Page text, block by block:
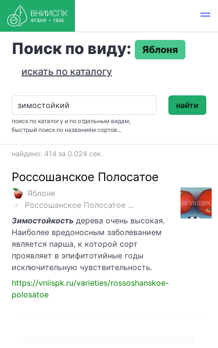
Поиск по виду:
Яблоня
искать по каталогу
поиск по каталогу и по отдельным видам,
быстрый поиск по названиям сортов...
найти
найдено: 414 за 0.024 сек.
Россошанское Полосатое
Яблоня
Россошанское Полосатое ...
Зимостойкость дерева очень высокая.
Наиболее вредоносным заболеванием
является парша, к которой сорт
проявляет в эпифитотийные годы
исключительную чувствительность.
https://vniispk.ru/varieties/rossoshanskoe-
polosatoe